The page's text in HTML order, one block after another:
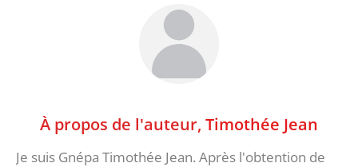
À propos de l'auteur, Timothée Jean
Je suis Gnépa Timothée Jean. Après l'obtention de